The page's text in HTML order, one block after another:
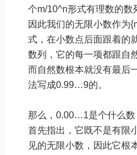
个m/10^n形式有理数的数
因此我们的无限小数作为
式，在小数点后面跟着的
数列，它的每一项都跟自
而自然数根本就没有最后
法写成0.99…9的。
那么，0.00…1是个什么数
首先指出，它既不是有限
见的无限小数，因此它根